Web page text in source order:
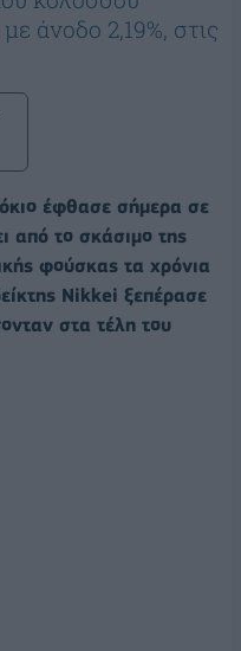
άνοδο 2,19%, στις
έφθασε σήμερα σε
από το σκάσιμο της
φούσκας τα χρόνια
Nikkei ξεπέρασε
στα τέλη του